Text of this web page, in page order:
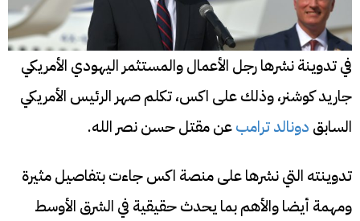
في تدوينة نشرها رجل الأعمال والمستثمر اليهودي الأمريكي
جاريد كوشنر، وذلك على اكس، تكلم صهر الرئيس الأمريكي
السابق دونالد ترامبعن مقتل حسن نصر الله.
تدوينته التي نشرها على منصة اكس جاءت بتفاصيل مثيرة
ومهمة أيضا والأهم بما يحدث حقيقية في الشرق الأوسط